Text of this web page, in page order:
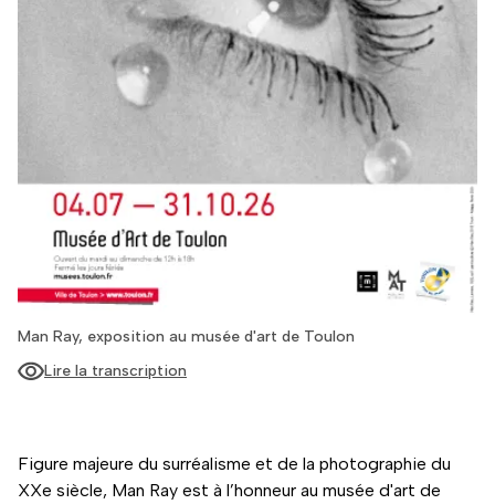
Man Ray, exposition au musée d'art de Toulon
Lire la transcription
Figure majeure du surréalisme et de la photographie du
XXe siècle, Man Ray est à l’honneur au musée d'art de